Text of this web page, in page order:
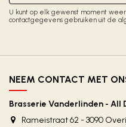
U kunt op elk gewenst moment
contactgegevens gebruiken uit de
NEEM CONTACT MET
Brasserie Vanderlinden - All
Rameistraat 62 - 3090